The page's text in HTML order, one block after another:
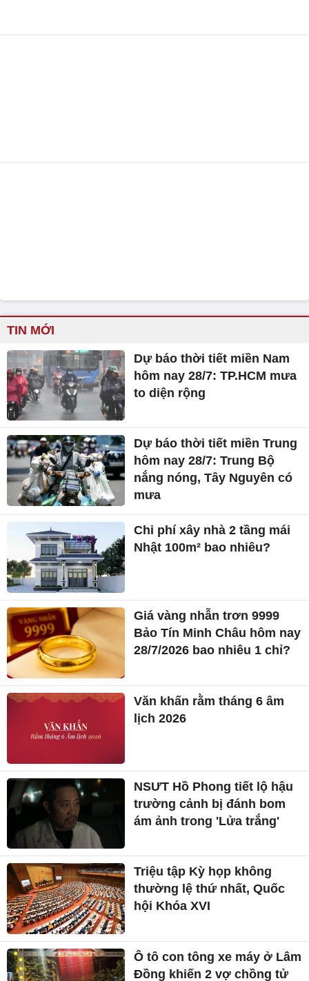
TIN MỚI
Dự báo thời tiết miền Nam
hôm nay 28/7: TP.HCM mưa
to diện rộng
Dự báo thời tiết miền Trung
hôm nay 28/7: Trung Bộ
nắng nóng, Tây Nguyên có
mưa
Chi phí xây nhà 2 tầng mái
Nhật 100m² bao nhiêu?
Giá vàng nhẫn trơn 9999
Bảo Tín Minh Châu hôm nay
28/7/2026 bao nhiêu 1 chỉ?
Văn khấn rằm tháng 6 âm
lịch 2026
NSƯT Hồ Phong tiết lộ hậu
trường cảnh bị đánh bom
ám ảnh trong 'Lửa trắng'
Triệu tập Kỳ họp không
thường lệ thứ nhất, Quốc
hội Khóa XVI
Ô tô con tông xe máy ở Lâm
Đồng khiến 2 vợ chồng tử